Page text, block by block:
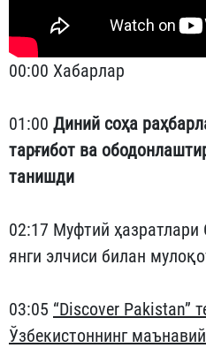
00:00 Хабарлар
01:00 Диний соҳа
тарғибот ва
танишди
02:17 Муфтий ҳазратлари
янги элчиси билан
03:05 “Discover Pakistan”
Ўзбекистоннинг